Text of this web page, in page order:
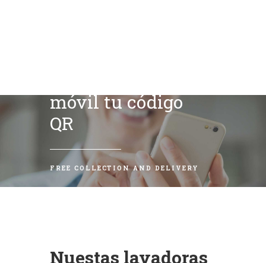
móvil tu código
QR
FREE COLLECTION AND DELIVERY
Nuestas lavadoras